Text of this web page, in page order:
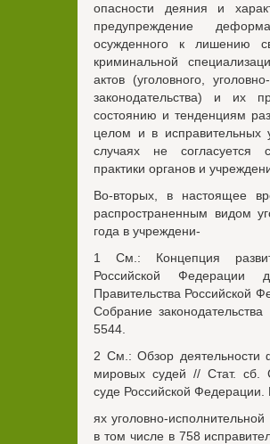
опасности деяния и
предупреждение
осужденного к лишению
криминальной
актов (уголовного,
законодательства) и их
состоянию и тенденциям
целом и в исправительных
случаях не согласуется
практики органов и
Во-вторых, в настоящее
распространенным видом
года в учреждени-
1 См.: Концепция
Российской
Правительства Российской
Собрание
5544.
2 См.: Обзор деятельности
мировых судей // Стат. сб.
суде Российской
ях уголовно-
в том числе в 758